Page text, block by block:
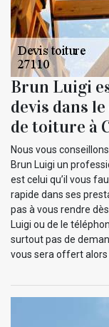
Brun Luigi
devis dans
de toiture à
Nous vous
Brun Luigi un
est celui qu’il vous
rapide dans ses
pas à vous rendre
Luigi ou de le
surtout pas de
vous sera offert